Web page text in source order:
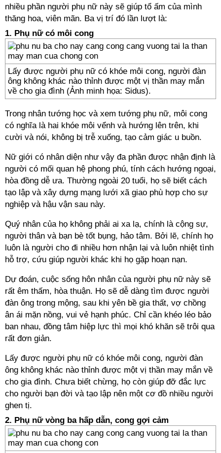
nhiều phần người phụ nữ này sẽ giúp tổ ấm của mình
thăng hoa, viên mãn. Ba vị trí đó lần lượt là:
1. Phụ nữ có môi cong
Lấy được người phụ nữ có khóe môi cong, người đàn
ông không khác nào thỉnh được một vị thần may mắn
về cho gia đình (Ảnh minh họa: Sidus).
Trong nhân tướng học và xem tướng phụ nữ, môi cong
có nghĩa là hai khóe môi vểnh và hướng lên trên, khi
cười và nói, không bị trễ xuống, tạo cảm giác u buồn.
Nữ giới có nhân diện như vậy đa phần được nhận định là
người có mối quan hệ phong phú, tính cách hướng ngoại,
hòa đồng dễ ưa. Thường ngoài 20 tuổi, họ sẽ biết cách
tạo lập và xây dựng mạng lưới xã giao phù hợp cho sự
nghiệp và hậu vận sau này.
Quý nhân của họ không phải ai xa lạ, chính là cộng sự,
người thân và bạn bè tốt bụng, hảo tâm. Bởi lẽ, chính họ
luôn là người cho đi nhiều hơn nhận lại và luôn nhiệt tình
hỗ trợ, cứu giúp người khác khi họ gặp hoạn nạn.
Dự đoán, cuộc sống hôn nhân của người phụ nữ này sẽ
rất êm thấm, hòa thuận. Họ sẽ dễ dàng tìm được người
đàn ông trong mộng, sau khi yên bề gia thất, vợ chồng
ân ái mặn nồng, vui vẻ hạnh phúc. Chỉ cần khéo léo bảo
ban nhau, đồng tâm hiệp lực thì mọi khó khăn sẽ trôi qua
rất đơn giản.
Lấy được người phụ nữ có khóe môi cong, người đàn
ông không khác nào thỉnh được một vị thần may mắn về
cho gia đình. Chưa biết chừng, họ còn giúp đỡ đắc lực
cho người bạn đời và tạo lập nên một cơ đồ nhiều người
ghen tị.
2. Phụ nữ vòng ba hấp dẫn, cong gợi cảm